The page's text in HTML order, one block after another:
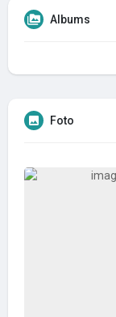
Albums
Foto